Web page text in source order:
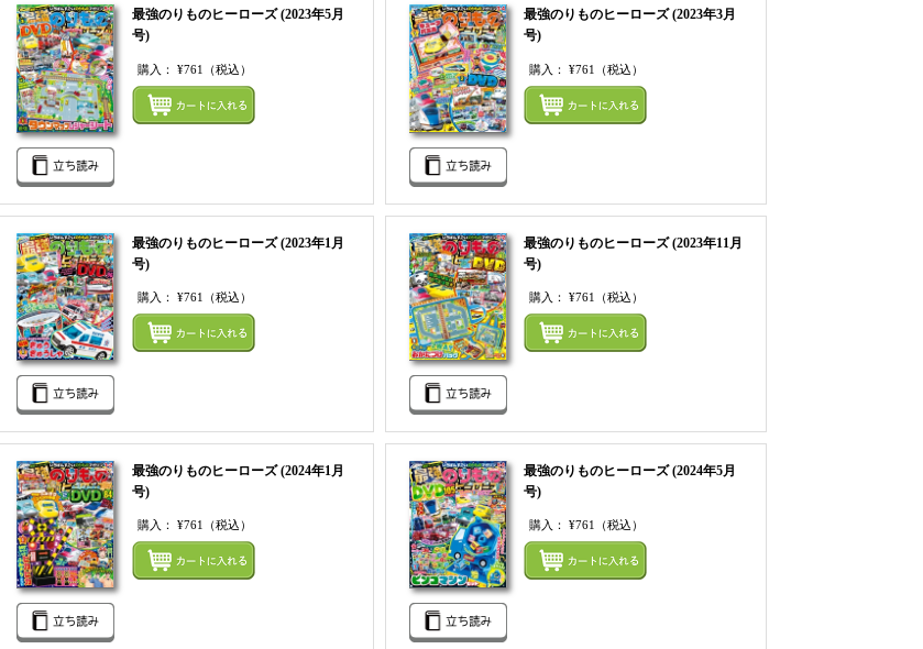
まとめてカートにいれる
最強のりものヒーローズ (2023年5月
号)
購入： ¥761 （税込）
まとめてカートにいれる
最強のりものヒーローズ (2023年3月
号)
購入：¥761 （税込）
まとめてカートにいれる
最強のりものヒーローズ (2023年1月
号)
購入： ¥761 （税込）
まとめてカートにいれる
最強のりものヒーローズ (2023年11月
号)
購入：¥761 （税込）
まとめてカートにいれる
最強のりものヒーローズ (2024年1月
号)
購入： ¥761 （税込）
まとめてカートにいれる
最強のりものヒーローズ (2024年5月
号)
購入：¥761 （税込）